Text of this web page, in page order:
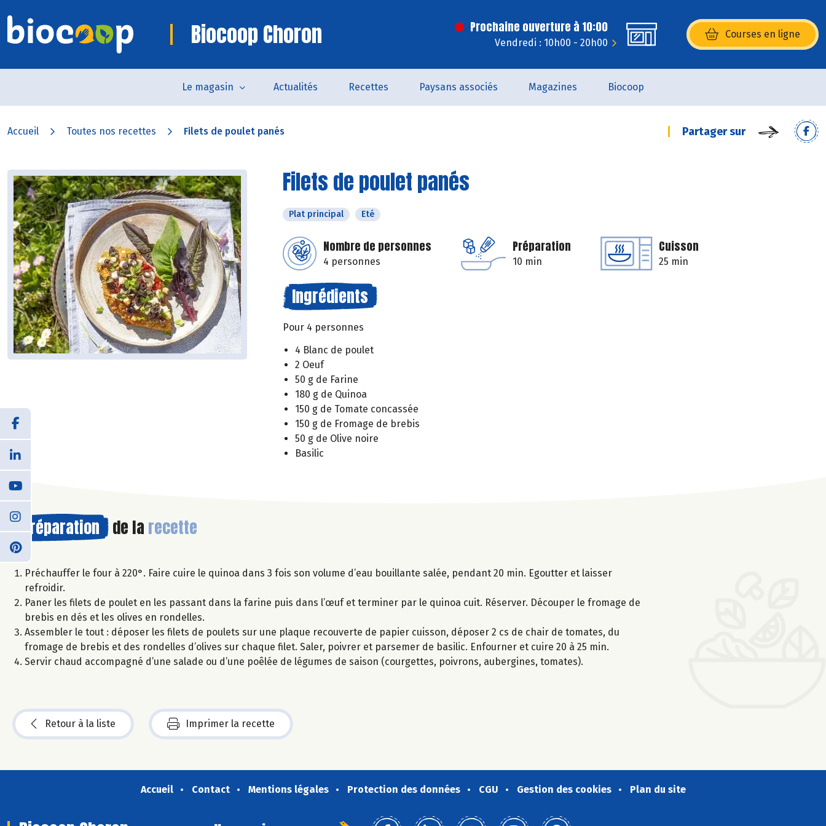
Biocoop Choron Prochaine ouverture à 10:00
Vendredi : 10h00 - 20h00
Courses en ligne
(s’ouvre dans une nouvelle
Le magasin Actualités Recettes Paysans associés Magazines Biocoop
Accueil Toutes nos recettes Filets de poulet panés Partager sur
Filets de poulet panés
Plat principal Eté
Nombre de personnes
4 personnes
Préparation
10 min
Cuisson
25 min
Ingrédients
Pour 4 personnes
4 Blanc de poulet
2 Oeuf
50 g de Farine
180 g de Quinoa
150 g de Tomate concassée
150 g de Fromage de brebis
50 g de Olive noire
Basilic
Préparation de la recette
Préchauffer le four à 220°. Faire cuire le quinoa dans 3 fois son volume d’eau bouillante salée, pendant 20 min. Egoutter et laisser
refroidir.
Paner les filets de poulet en les passant dans la farine puis dans l’œuf et terminer par le quinoa cuit. Réserver. Découper le fromage de
brebis en dés et les olives en rondelles.
Assembler le tout : déposer les filets de poulets sur une plaque recouverte de papier cuisson, déposer 2 cs de chair de tomates, du
fromage de brebis et des rondelles d’olives sur chaque filet. Saler, poivrer et parsemer de basilic. Enfourner et cuire 20 à 25 min.
Servir chaud accompagné d’une salade ou d’une poêlée de légumes de saison (courgettes, poivrons, aubergines, tomates).
Retour à la liste Imprimer la recette
Accueil Contact Mentions légales Protection des données CGU Gestion des cookies Plan du site